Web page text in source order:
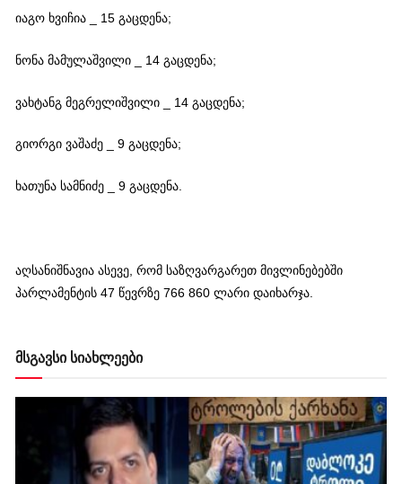
იაგო ხვიჩია _ 15 გაცდენა;
ნონა მამულაშვილი _ 14 გაცდენა;
ვახტანგ მეგრელიშვილი _ 14 გაცდენა;
გიორგი ვაშაძე _ 9 გაცდენა;
ხათუნა სამნიძე _ 9 გაცდენა.
აღსანიშნავია ასევე, რომ საზღვარგარეთ მივლინებებში
პარლამენტის 47 წევრზე 766 860 ლარი დაიხარჯა.
მსგავსი სიახლეები